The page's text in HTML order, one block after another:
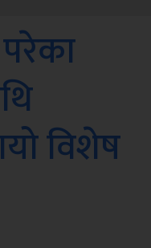
विशेष